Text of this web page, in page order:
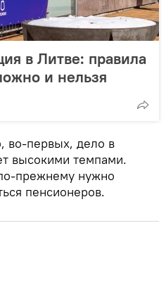
в Литве: правила
и нельзя
во-первых, дело в
высокими темпами.
прежнему нужно
пенсионеров.